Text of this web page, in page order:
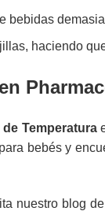
bebidas
haciendo
Temperatura
bebésy
nuestro blog